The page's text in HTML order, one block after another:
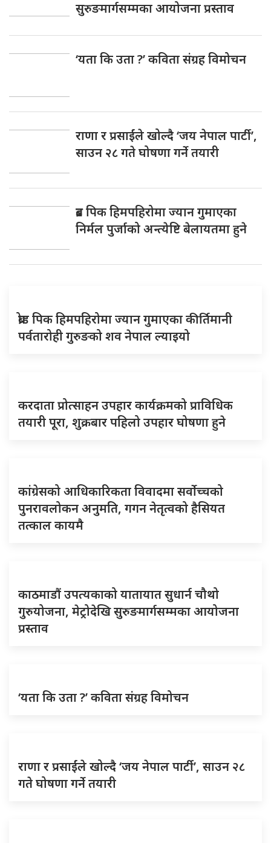
सुरुङमार्गसम्मका आयोजना प्रस्ताव
‘यता कि उता ?’ कविता संग्रह विमोचन
राणा र प्रसाईंले खोल्दै ‘जय नेपाल पार्टी’,
साउन २८ गते घोषणा गर्ने तयारी
ब्रड पिक हिमपहिरोमा ज्यान गुमाएका
निर्मल पुर्जाको अन्त्येष्टि बेलायतमा हुने
ब्रोड पिक हिमपहिरोमा ज्यान गुमाएका कीर्तिमानी
पर्वतारोही गुरुङको शव नेपाल ल्याइयो
करदाता प्रोत्साहन उपहार कार्यक्रमको प्राविधिक
तयारी पूरा, शुक्रबार पहिलो उपहार घोषणा हुने
कांग्रेसको आधिकारिकता विवादमा सर्वोच्चको
पुनरावलोकन अनुमति, गगन नेतृत्वको हैसियत
तत्काल कायमै
काठमाडौं उपत्यकाको यातायात सुधार्न चौथो
गुरुयोजना, मेट्रोदेखि सुरुङमार्गसम्मका आयोजना
प्रस्ताव
‘यता कि उता ?’ कविता संग्रह विमोचन
राणा र प्रसाईंले खोल्दै ‘जय नेपाल पार्टी’, साउन २८
गते घोषणा गर्ने तयारी